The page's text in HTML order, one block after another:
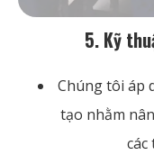
5. Kỹ
Chúng tôi áp
tạo nhằm